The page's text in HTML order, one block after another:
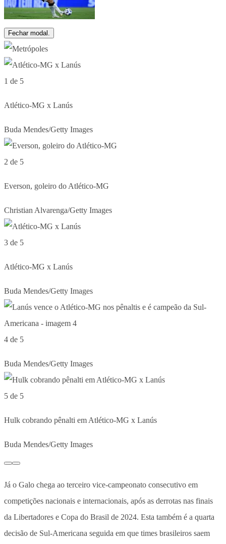
Fechar modal.
1 de 5
Atlético-MG x Lanús
Buda Mendes/Getty Images
2 de 5
Everson, goleiro do Atlético-MG
Christian Alvarenga/Getty Images
3 de 5
Atlético-MG x Lanús
Buda Mendes/Getty Images
4 de 5
Buda Mendes/Getty Images
5 de 5
Hulk cobrando pênalti em Atlético-MG x Lanús
Buda Mendes/Getty Images
Já o Galo chega ao terceiro vice-campeonato consecutivo em
competições nacionais e internacionais, após as derrotas nas finais
da Libertadores e Copa do Brasil de 2024. Esta também é a quarta
decisão de Sul-Americana seguida em que times brasileiros saem